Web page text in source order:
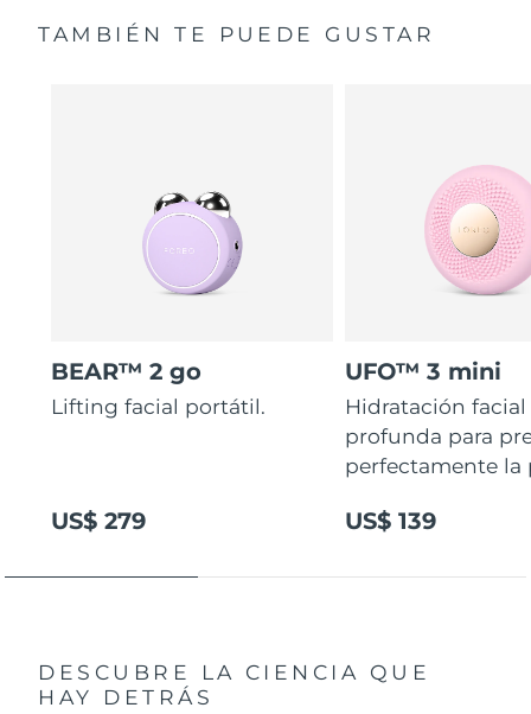
TAMBIÉN TE PUEDE GUSTAR
BEAR™ 2 go
Lifting facial portátil.
US$ 279
UFO™ 3 mini
Hidratación facial
profunda para
perfectamente la
US$ 139
DESCUBRE LA CIENCIA QUE
HAY DETRÁS